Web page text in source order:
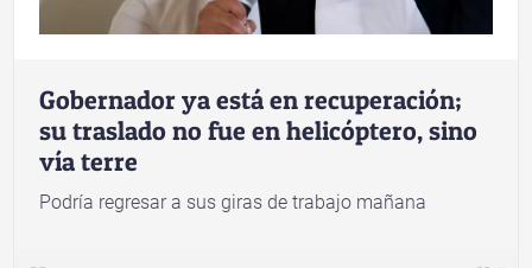
Gobernador ya está en recuperación;
su traslado no fue en helicóptero, sino
vía terre
Podría regresar a sus giras de trabajo mañana